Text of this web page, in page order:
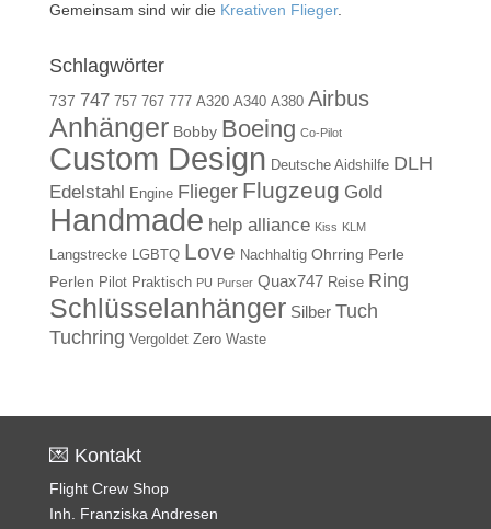
Gemeinsam sind wir die Kreativen Flieger.
Schlagwörter
737 747 757 767 777 A320 A340 A380 Airbus
Anhänger Bobby Boeing Co-Pilot
Custom Design Deutsche Aidshilfe DLH
Edelstahl Engine Flieger Flugzeug Gold
Handmade help alliance Kiss KLM
Langstrecke LGBTQ Love Nachhaltig Ohrring Perle
Perlen Pilot Praktisch PU Purser Quax747 Reise Ring
Schlüsselanhänger Silber Tuch
Tuchring Vergoldet Zero Waste
💌 Kontakt
Flight Crew Shop
Inh. Franziska Andresen